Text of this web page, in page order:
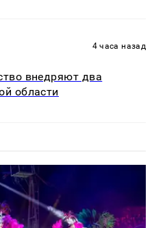
4 часа назад
внедряют два
области